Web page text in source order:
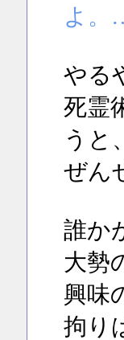
よ。
やる
死霊
うと
ぜん
誰か
大勢
興味
拘り